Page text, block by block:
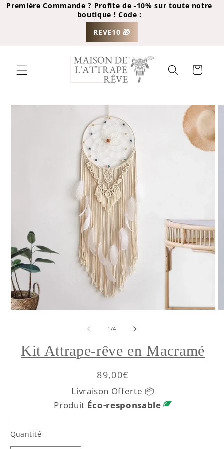
et
passer
Première Commande ? Profite de -10% sur toute notre
boutique ! Code :
REVE10 🎁
Panier
Passer aux
1 /de
4
Kit Attrape-rêve en Macramé
Prix
habituel
89,00€
Livraison Offerte 📦
Produit Éco-responsable
Quantité